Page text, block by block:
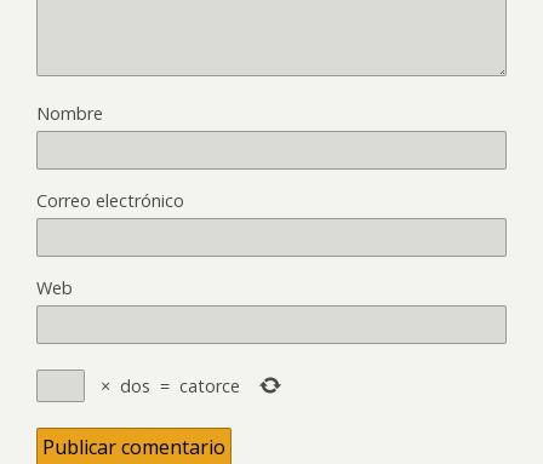
Nombre
Correo electrónico
Web
× dos = catorce